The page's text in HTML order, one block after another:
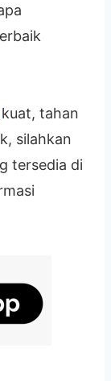
kuat, tahan
silahkan
tersedia di